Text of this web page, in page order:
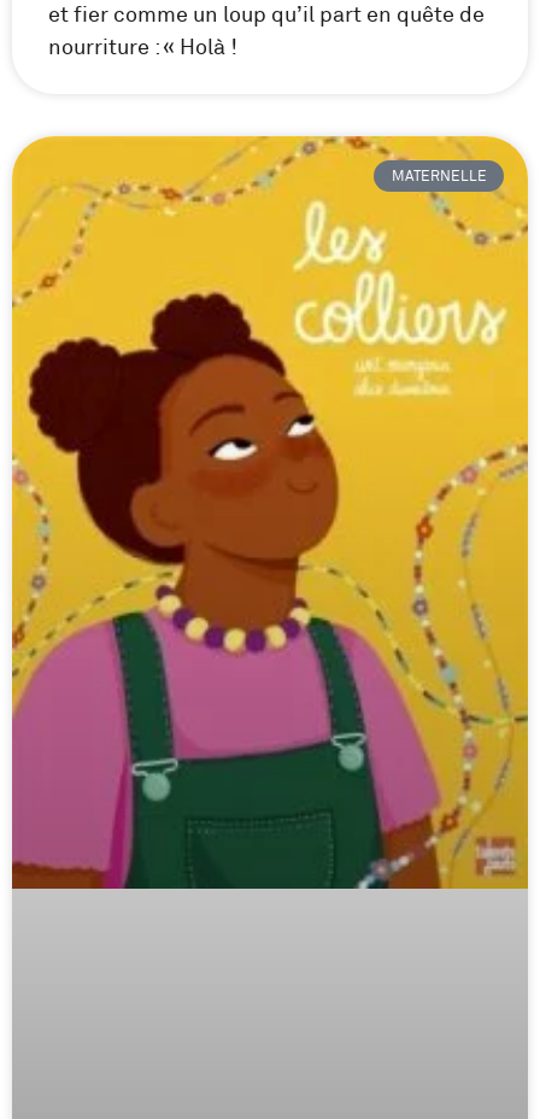
et fier comme un loup qu’il part en quête de
nourriture : « Holà !
MATERNELLE